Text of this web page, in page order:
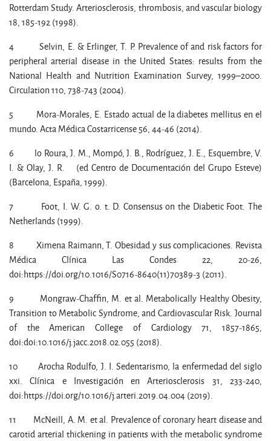
Rotterdam Study. Arteriosclerosis, thrombosis, and vascular biology
18, 185-192 (1998).
4 Selvin, E. & Erlinger, T. P. Prevalence of and risk factors for
peripheral arterial disease in the United States: results from the
National Health and Nutrition Examination Survey, 1999–2000.
Circulation 110, 738-743 (2004).
5 Mora-Morales, E. Estado actual de la diabetes mellitus en el
mundo. Acta Médica Costarricense 56, 44-46 (2014).
6 lo Roura, J. M., Mompó, J. B., Rodríguez, J. E., Esquembre, V.
I. & Olay, J. R. (ed Centro de Documentación del Grupo Esteve)
(Barcelona, España, 1999).
7 Foot, I. W. G. o. t. D. Consensus on the Diabetic Foot. The
Netherlands (1999).
8 Ximena Raimann, T. Obesidad y sus complicaciones. Revista
Médica Clínica Las Condes 22, 20-26,
doi:https://doi.org/10.1016/S0716-8640(11)70389-3 (2011).
9 Mongraw-Chaffin, M. et al. Metabolically Healthy Obesity,
Transition to Metabolic Syndrome, and Cardiovascular Risk. Journal
of the American College of Cardiology 71, 1857-1865,
doi:doi:10.1016/j.jacc.2018.02.055 (2018).
10 Arocha Rodulfo, J. I. Sedentarismo, la enfermedad del siglo
xxi. Clínica e Investigación en Arteriosclerosis 31, 233-240,
doi:https://doi.org/10.1016/j.arteri.2019.04.004 (2019).
11 McNeill, A. M. et al. Prevalence of coronary heart disease and
carotid arterial thickening in patients with the metabolic syndrome